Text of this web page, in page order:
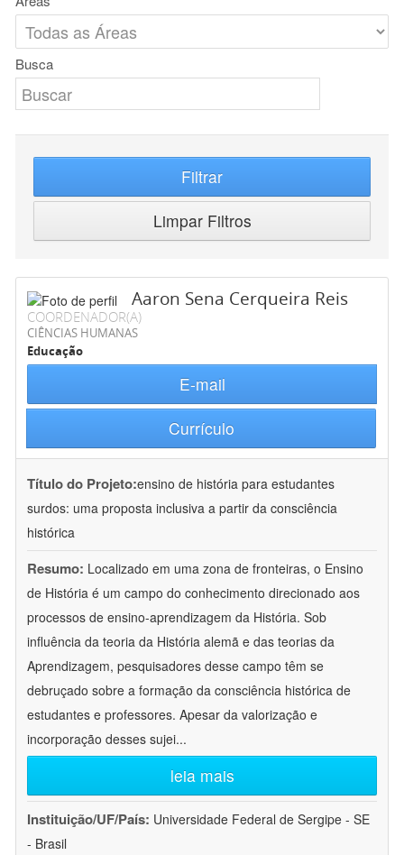
Busca
Filtrar
Limpar Filtros
Aaron Sena Cerqueira Reis
COORDENADOR(A)
CIÊNCIAS HUMANAS
Educação
E-mail
Currículo
Título do Projeto:ensino de história para estudantes
surdos: uma proposta inclusiva a partir da consciência
histórica
Resumo: Localizado em uma zona de fronteiras, o Ensino
de História é um campo do conhecimento direcionado aos
processos de ensino-aprendizagem da História. Sob
influência da teoria da História alemã e das teorias da
Aprendizagem, pesquisadores desse campo têm se
debruçado sobre a formação da consciência histórica de
estudantes e professores. Apesar da valorização e
incorporação desses sujei...
leia mais
Instituição/UF/País: Universidade Federal de Sergipe - SE
- Brasil